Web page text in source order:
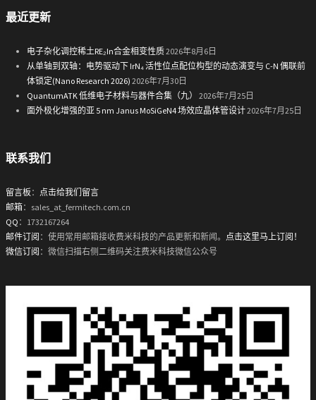
最近更新
电子杂化调控稀土RE₂In合金相变性质2026年8月6日
从单轴到双轴：电势驱动下 IrN₄ 活性位点配位构型的动态演变与 C-N 偶联前
体锁定(Nano Research 2026) 2026年7月30日
QuantumATK 低维电子材料与器件合集（九）
2026年7月25日
面外极化增强的亚 5 nm Janus MoSiGeN4 场效应晶体管设计2026年7月25日
联系我们
留言板 ： 点击给我们留言
邮箱：sales_at_fermitech.com.cn
QQ ：1732167264
邮件订阅 ：使用常用邮箱接收费米科技的产品更新和新闻。 点击这里马上订阅！
微信订阅 ：微信扫描右侧二维码关注费米科技微信公众号